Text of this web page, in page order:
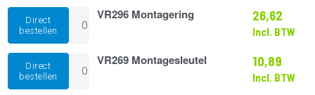
Direct
bestellen
VR296
Montagering
aantal
VR296 Montagering 26,62
Incl. BTW
Direct
bestellen
VR269
Montagesleutel
aantal
VR269 Montagesleutel 10,89
Incl. BTW